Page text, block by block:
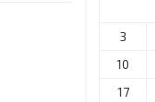
3
10
17